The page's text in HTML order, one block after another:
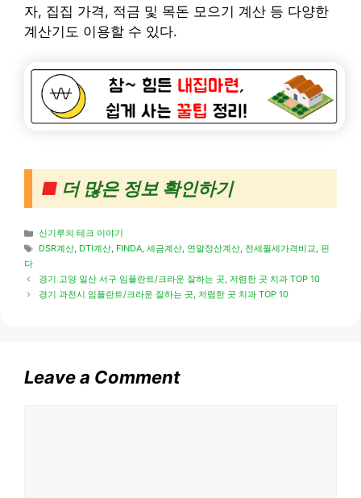
자, 집집 가격, 적금 및 목돈 모으기 계산 등 다양한
계산기도 이용할 수 있다.
■ 더 많은 정보 확인하기
Categories
신기루의 테크 이야기
Tags
DSR계산, DTI계산, FINDA, 세금계산, 연말정산계산, 전세월세가격비교, 핀
다
경기 고양 일산 서구 임플란트/크라운 잘하는 곳, 저렴한 곳 치과 TOP 10
경기 과천시 임플란트/크라운 잘하는 곳, 저렴한 곳 치과 TOP 10
Leave a Comment